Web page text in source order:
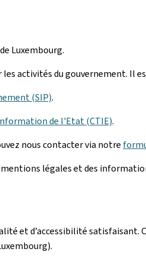
Luxembourg.
activités du gouvernement. Il
(SIP).
de l'Etat (CTIE).
nous contacter via notre
légales et des
et d’accessibilité